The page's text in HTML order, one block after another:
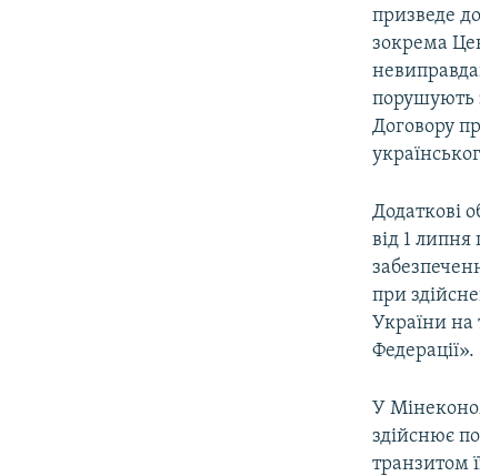
призведе
зокрема
порушують
Договору
Додаткові
від 1
при
України на
Федерації».
У
здійснює
транзитом